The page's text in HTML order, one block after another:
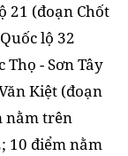
21 (đoạn Chốt
lộ 32
- Sơn Tây
Kiệt (đoạn
nằm trên
10 điểm nằm